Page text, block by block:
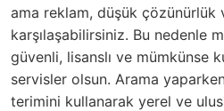
ama reklam, düşük çözünürlük
karşılaşabilirsiniz. Bu nedenle
güvenli, lisanslı ve mümkünse
servisler olsun. Arama
terimini kullanarak yerel ve